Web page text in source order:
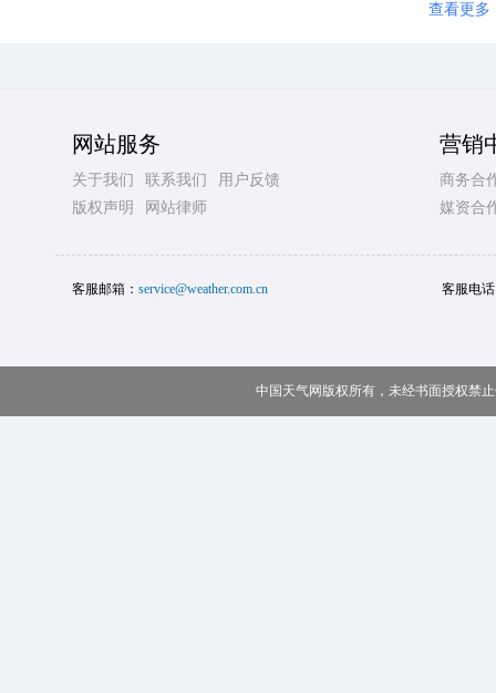
查看更多
网站服务
关于我们 联系我们
用户反馈
版权声明
网站律师
营销
商务合
媒资合
客服邮箱： service@weather.com.cn 客服电
中国天气网版权所有，未经书面授权